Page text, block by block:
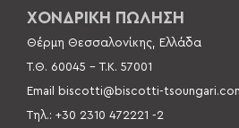
ΧΟΝΔΡΙΚΗ ΠΩΛΗΣΗ
Θέρμη Θεσσαλονίκης, Ελλάδα
Τ.Θ. 60045 –Τ.Κ. 57001
Email biscotti@biscotti-
Τηλ.: +30 2310 472221 -2